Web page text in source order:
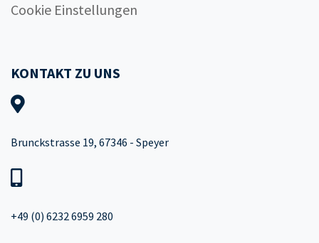
Cookie Einstellungen
KONTAKT ZU UNS
Brunckstrasse 19, 67346 - Speyer
+49 (0) 6232 6959 280